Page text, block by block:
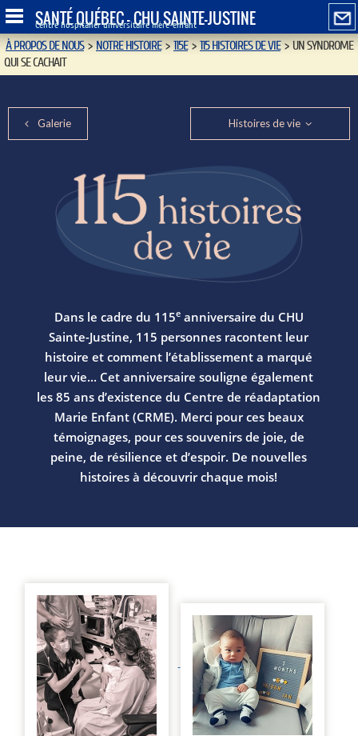
SANTÉ QUÉBEC - CHU SAINTE-JUSTINE
Centre hospitalier universitaire mère-enfant
À PROPOS DE NOUS>NOTRE HISTOIRE>115E>115 HISTOIRES DE VIE>UN SYNDROME
QUI SE CACHAIT
Galerie Histoires de vie
Dans le cadre du 115eanniversaire du CHU
Sainte-Justine, 115 personnes racontent leur
histoire et comment l’établissement a marqué
leur vie... Cet anniversaire souligne également
les 85 ans d’existence du Centre de réadaptation
Marie Enfant (CRME). Merci pour ces beaux
témoignages, pour ces souvenirs de joie, de
peine, de résilience et d’espoir. De nouvelles
histoires à découvrir chaque mois!